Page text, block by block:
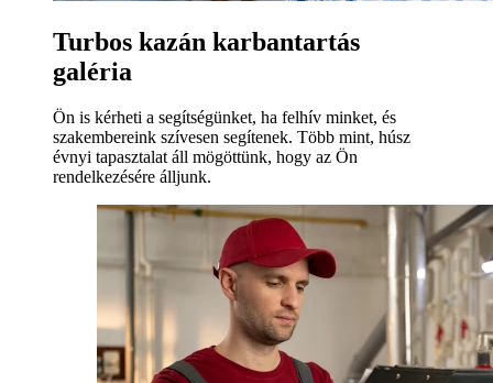
Turbos kazán karbantartás
galéria
Ön is kérheti a segítségünket, ha felhív minket, és
szakembereink szívesen segítenek. Több mint, húsz
évnyi tapasztalat áll mögöttünk, hogy az Ön
rendelkezésére álljunk.